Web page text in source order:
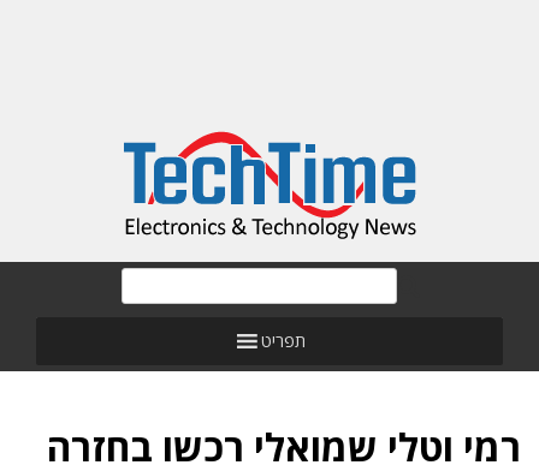
תפריט
רמי וטלי שמואלי רכשו בחזרה